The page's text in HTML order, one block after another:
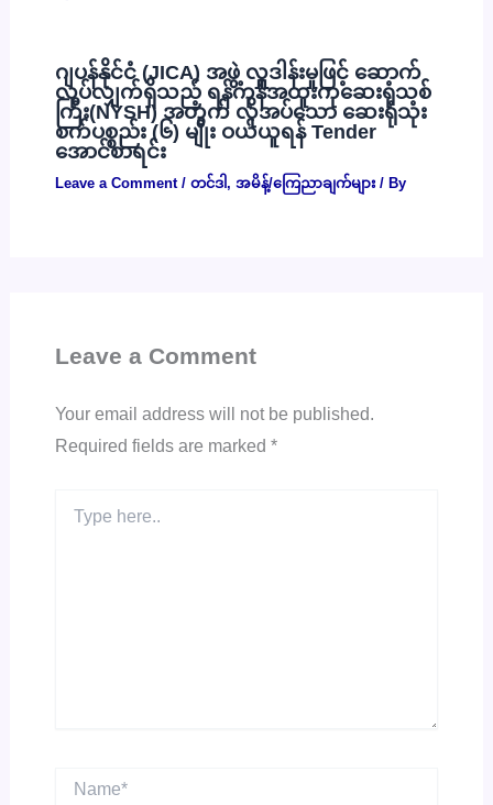
ဂျပန်နိုင်ငံ (JICA) အဖွဲ့ လှူဒါန်းမှုဖြင့် ဆောက်
လုပ်လျှက်ရှိသည့် ရန်ကုန်အထူးကုဆေးရုံသစ်
ကြီး(NYSH) အတွက် လိုအပ်သော ဆေးရုံသုံး
စက်ပစ္စည်း (၆) မျိုး ဝယ်ယူရန် Tender
အောင်စာရင်း
Leave a Comment / တင်ဒါ , အမိန့်/ကြေညာချက်များ/ By
Leave a Comment
Your email address will not be published.
Required fields are marked *
here..